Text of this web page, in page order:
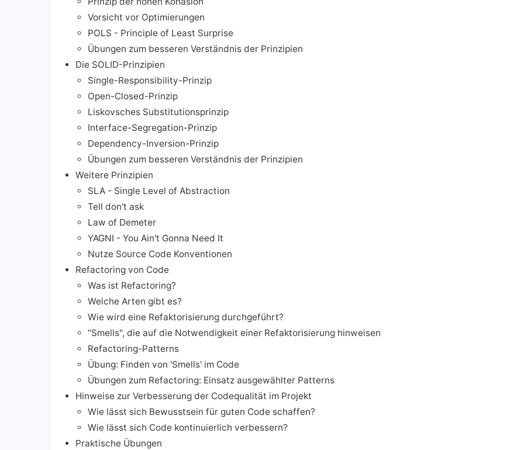
Vorsicht vor Optimierungen
POLS - Principle of Least Surprise
Übungen zum besseren Verständnis der Prinzipien
Die SOLID-Prinzipien
Single-Responsibility-Prinzip
Open-Closed-Prinzip
Liskovsches Substitutionsprinzip
Interface-Segregation-Prinzip
Dependency-Inversion-Prinzip
Übungen zum besseren Verständnis der Prinzipien
Weitere Prinzipien
SLA - Single Level of Abstraction
Tell don't ask
Law of Demeter
YAGNI - You Ain't Gonna Need It
Nutze Source Code Konventionen
Refactoring von Code
Was ist Refactoring?
Welche Arten gibt es?
Wie wird eine Refaktorisierung durchgeführt?
"Smells", die auf die Notwendigkeit einer Refaktorisierung hinweisen
Refactoring-Patterns
Übung: Finden von 'Smells' im Code
Übungen zum Refactoring: Einsatz ausgewählter Patterns
Hinweise zur Verbesserung der Codequalität im Projekt
Wie lässt sich Bewusstsein für guten Code schaffen?
Wie lässt sich Code kontinuierlich verbessern?
Praktische Übungen